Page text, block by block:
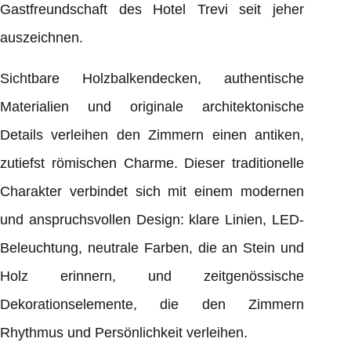
Gastfreundschaft des Hotel Trevi seit jeher
auszeichnen.
Sichtbare Holzbalkendecken, authentische
Materialien und originale architektonische
Details verleihen den Zimmern einen antiken,
zutiefst römischen Charme. Dieser traditionelle
Charakter verbindet sich mit einem modernen
und anspruchsvollen Design: klare Linien, LED-
Beleuchtung, neutrale Farben, die an Stein und
Holz erinnern, und zeitgenössische
Dekorationselemente, die den Zimmern
Rhythmus und Persönlichkeit verleihen.